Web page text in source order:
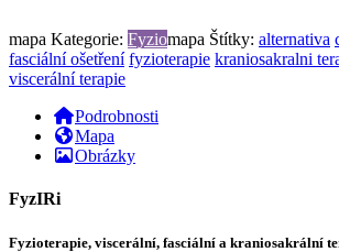
mapa Kategorie: Fyziomapa Štítky: alternativa
fasciální ošetření fyzioterapie kraniosakralni
viscerální terapie
Podrobnosti
Mapa
Obrázky
FyzIRi
Fyzioterapie, viscerální, fasciální a kraniosakrální